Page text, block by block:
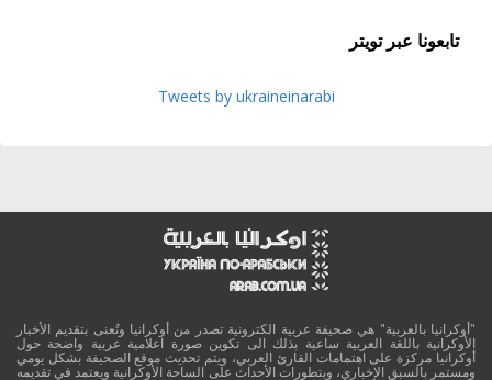
تابعونا عبر تويتر
Tweets by ukraineinarabi
"أوكرانيا بالعربية" هي صحيفة عربية الكترونية تصدر من أوكرانيا وتُعنى بتقديم الأخبار
الأوكرانية باللغة العربية ساعية بذلك الى تكوين صورة اعلامية عربية واضحة حول
أوكرانيا مركزة على اهتمامات القارئ العربي، ويتم تحديث موقع الصحيفة بشكل يومي
ومستمر بالسبق الإخباري، وبتطورات الأحداث على الساحة الأوكرانية ويعتمد في تقديمه